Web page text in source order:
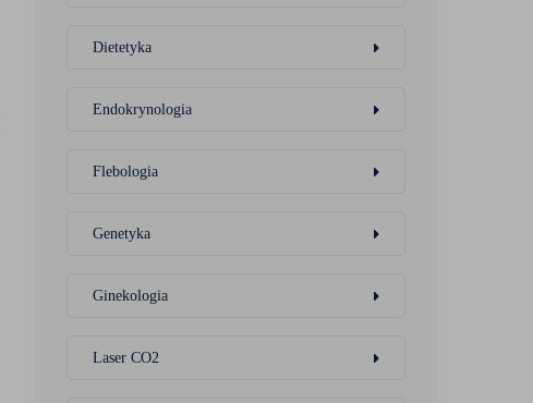
Dietetyka
Endokrynologia
Flebologia
Genetyka
Ginekologia
Laser CO2